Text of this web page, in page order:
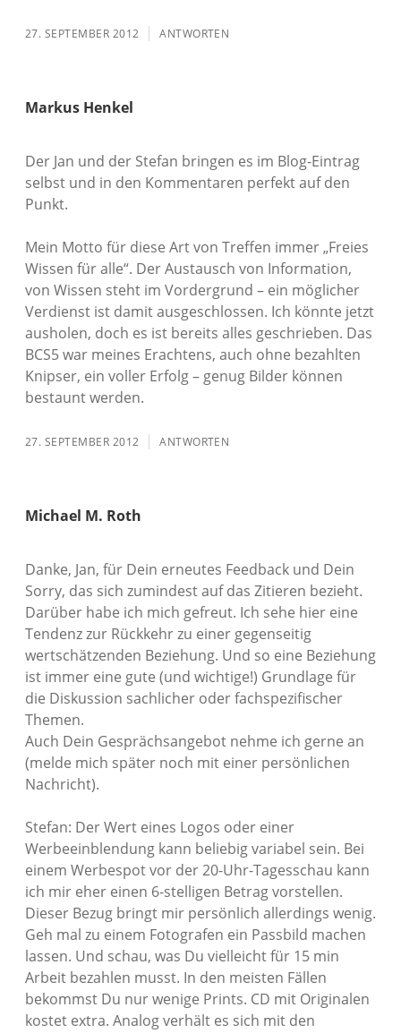
27. SEPTEMBER 2012 ANTWORTEN
Markus Henkel
Der Jan und der Stefan bringen es im Blog-Eintrag
selbst und in den Kommentaren perfekt auf den
Punkt.
Mein Motto für diese Art von Treffen immer „Freies
Wissen für alle“. Der Austausch von Information,
von Wissen steht im Vordergrund – ein möglicher
Verdienst ist damit ausgeschlossen. Ich könnte jetzt
ausholen, doch es ist bereits alles geschrieben. Das
BCS5 war meines Erachtens, auch ohne bezahlten
Knipser, ein voller Erfolg – genug Bilder können
bestaunt werden.
27. SEPTEMBER 2012 ANTWORTEN
Michael M. Roth
Danke, Jan, für Dein erneutes Feedback und Dein
Sorry, das sich zumindest auf das Zitieren bezieht.
Darüber habe ich mich gefreut. Ich sehe hier eine
Tendenz zur Rückkehr zu einer gegenseitig
wertschätzenden Beziehung. Und so eine Beziehung
ist immer eine gute (und wichtige!) Grundlage für
die Diskussion sachlicher oder fachspezifischer
Themen.
Auch Dein Gesprächsangebot nehme ich gerne an
(melde mich später noch mit einer persönlichen
Nachricht).
Stefan: Der Wert eines Logos oder einer
Werbeeinblendung kann beliebig variabel sein. Bei
einem Werbespot vor der 20-Uhr-Tagesschau kann
ich mir eher einen 6-stelligen Betrag vorstellen.
Dieser Bezug bringt mir persönlich allerdings wenig.
Geh mal zu einem Fotografen ein Passbild machen
lassen. Und schau, was Du vielleicht für 15 min
Arbeit bezahlen musst. In den meisten Fällen
bekommst Du nur wenige Prints. CD mit Originalen
kostet extra. Analog verhält es sich mit den